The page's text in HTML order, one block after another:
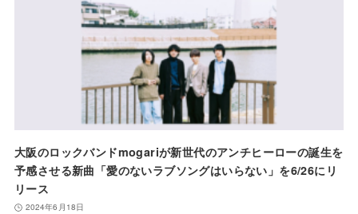
大阪のロックバンドmogariが新世代のアンチヒーローの誕生を
予感させる新曲「愛のないラブソングはいらない」を6/26にリ
リース
2024年6月18日